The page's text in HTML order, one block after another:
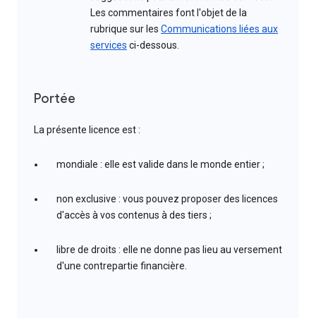
Les commentaires font l'objet de la
rubrique sur les Communications liées aux
services ci-dessous.
Portée
La présente licence est :
mondiale : elle est valide dans le monde entier ;
non exclusive : vous pouvez proposer des licences
d'accès à vos contenus à des tiers ;
libre de droits : elle ne donne pas lieu au versement
d'une contrepartie financière.